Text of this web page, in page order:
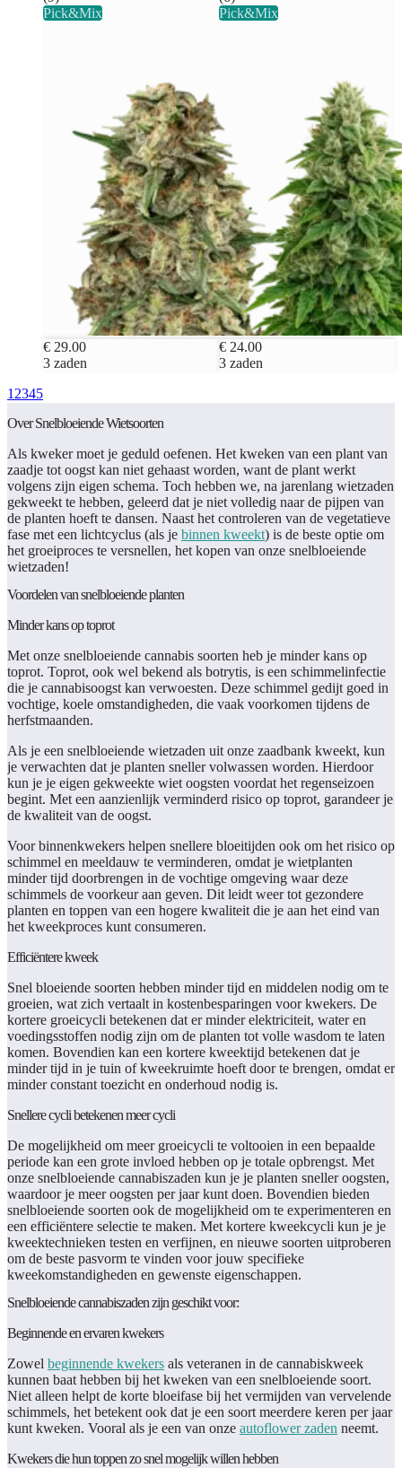
Pick&Mix
€ 29.00
3 zaden
Pick&Mix
€ 24.00
3 zaden
1 2345
Over Snelbloeiende Wietsoorten
Als kweker moet je geduld oefenen. Het kweken van een plant van
zaadje tot oogst kan niet gehaast worden, want de plant werkt
volgens zijn eigen schema. Toch hebben we, na jarenlang wietzaden
gekweekt te hebben, geleerd dat je niet volledig naar de pijpen van
de planten hoeft te dansen. Naast het controleren van de vegetatieve
fase met een lichtcyclus (als je binnen kweekt) is de beste optie om
het groeiproces te versnellen, het kopen van onze snelbloeiende
wietzaden!
Voordelen van snelbloeiende planten
Minder kans op toprot
Met onze snelbloeiende cannabis soorten heb je minder kans op
toprot. Toprot, ook wel bekend als botrytis, is een schimmelinfectie
die je cannabisoogst kan verwoesten. Deze schimmel gedijt goed in
vochtige, koele omstandigheden, die vaak voorkomen tijdens de
herfstmaanden.
Als je een snelbloeiende wietzaden uit onze zaadbank kweekt, kun
je verwachten dat je planten sneller volwassen worden. Hierdoor
kun je je eigen gekweekte wiet oogsten voordat het regenseizoen
begint. Met een aanzienlijk verminderd risico op toprot, garandeer je
de kwaliteit van de oogst.
Voor binnenkwekers helpen snellere bloeitijden ook om het risico op
schimmel en meeldauw te verminderen, omdat je wietplanten
minder tijd doorbrengen in de vochtige omgeving waar deze
schimmels de voorkeur aan geven. Dit leidt weer tot gezondere
planten en toppen van een hogere kwaliteit die je aan het eind van
het kweekproces kunt consumeren.
Efficiëntere kweek
Snel bloeiende soorten hebben minder tijd en middelen nodig om te
groeien, wat zich vertaalt in kostenbesparingen voor kwekers. De
kortere groeicycli betekenen dat er minder elektriciteit, water en
voedingsstoffen nodig zijn om de planten tot volle wasdom te laten
komen. Bovendien kan een kortere kweektijd betekenen dat je
minder tijd in je tuin of kweekruimte hoeft door te brengen, omdat er
minder constant toezicht en onderhoud nodig is.
Snellere cycli betekenen meer cycli
De mogelijkheid om meer groeicycli te voltooien in een bepaalde
periode kan een grote invloed hebben op je totale opbrengst. Met
onze snelbloeiende cannabiszaden kun je je planten sneller oogsten,
waardoor je meer oogsten per jaar kunt doen. Bovendien bieden
snelbloeiende soorten ook de mogelijkheid om te experimenteren en
een efficiëntere selectie te maken. Met kortere kweekcycli kun je je
kweektechnieken testen en verfijnen, en nieuwe soorten uitproberen
om de beste pasvorm te vinden voor jouw specifieke
kweekomstandigheden en gewenste eigenschappen.
Snelbloeiende cannabiszaden zijn geschikt voor:
Beginnende en ervaren kwekers
Zowel beginnende kwekers als veteranen in de cannabiskweek
kunnen baat hebben bij het kweken van een snelbloeiende soort.
Niet alleen helpt de korte bloeifase bij het vermijden van vervelende
schimmels, het betekent ook dat je een soort meerdere keren per jaar
kunt kweken. Vooral als je een van onze autoflower zaden neemt.
Kwekers die hun toppen zo snel mogelijk willen hebben